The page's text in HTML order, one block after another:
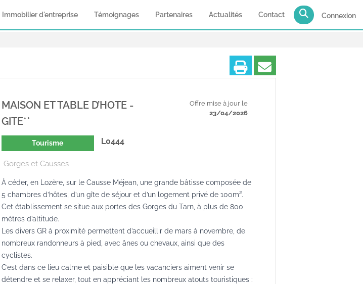
Immobilier d'entreprise Témoignages Partenaires Actualités Contact Connexion
MAISON ET TABLE D’HOTE -
GITE**
Tourisme L0444
Gorges et Causses
Offre mise à jour le
23/04/2026
À céder, en Lozère, sur le Causse Méjean, une grande bâtisse composée de
5 chambres d’hôtes, d’un gîte de séjour et d’un logement privé de 100m².
Cet établissement se situe aux portes des Gorges du Tarn, à plus de 800
mètres d’altitude.
Les divers GR à proximité permettent d’accueillir de mars à novembre, de
nombreux randonneurs à pied, avec ânes ou chevaux, ainsi que des
cyclistes.
C’est dans ce lieu calme et paisible que les vacanciers aiment venir se
détendre et se relaxer, tout en appréciant les nombreux atouts touristiques :